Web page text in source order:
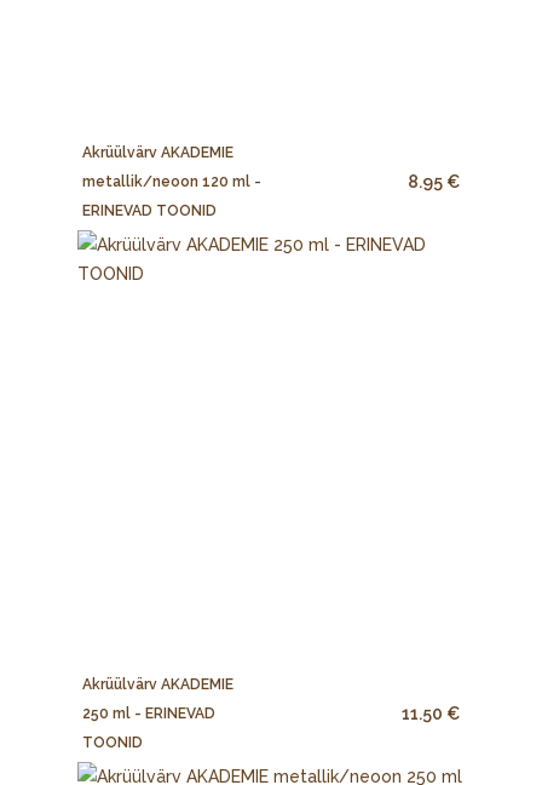
Akrüülvärv AKADEMIE
metallik/neoon 120 ml -
ERINEVAD TOONID
8.95 €
Akrüülvärv AKADEMIE
250 ml - ERINEVAD
TOONID
11.50 €